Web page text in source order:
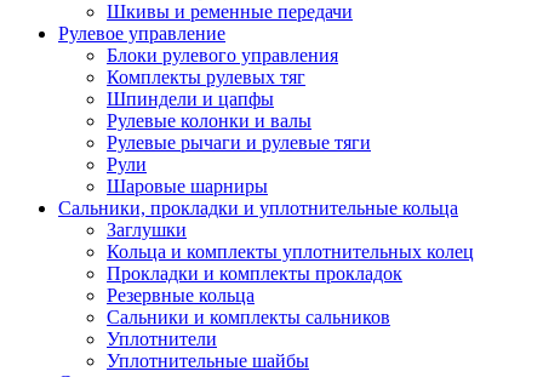
Шкивы и ременные передачи
Рулевое управление
Блоки рулевого управления
Комплекты рулевых тяг
Шпиндели и цапфы
Рулевые колонки и валы
Рулевые рычаги и рулевые тяги
Рули
Шаровые шарниры
Сальники, прокладки и уплотнительные кольца
Заглушки
Кольца и комплекты уплотнительных колец
Прокладки и комплекты прокладок
Резервные кольца
Сальники и комплекты сальников
Уплотнители
Уплотнительные шайбы